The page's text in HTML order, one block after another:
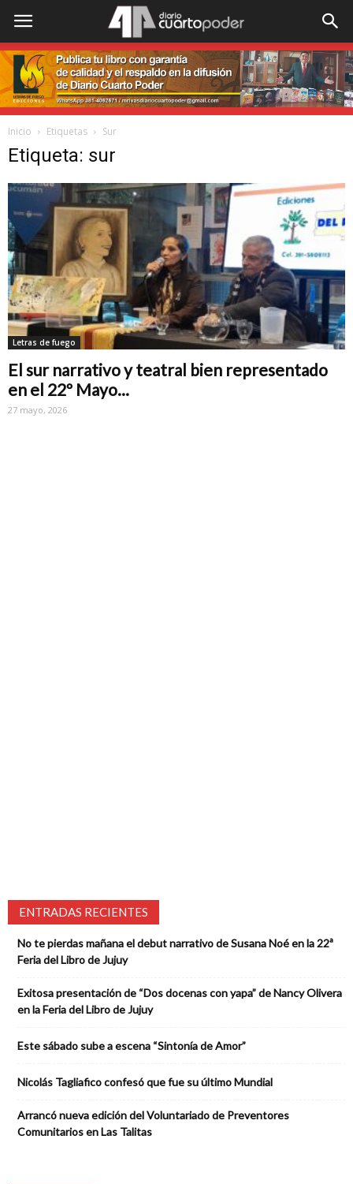
Inicio Etiquetas Sur
Etiqueta: sur
Letras de fuego
El sur narrativo y teatral bien representado
en el 22º Mayo...
27 mayo, 2026
ENTRADAS RECIENTES
No te pierdas mañana el debut narrativo de Susana Noé en la 22ª
Feria del Libro de Jujuy
Exitosa presentación de “Dos docenas con yapa” de Nancy Olivera
en la Feria del Libro de Jujuy
Este sábado sube a escena “Sintonía de Amor”
Nicolás Tagliafico confesó que fue su último Mundial
Arrancó nueva edición del Voluntariado de Preventores
Comunitarios en Las Talitas